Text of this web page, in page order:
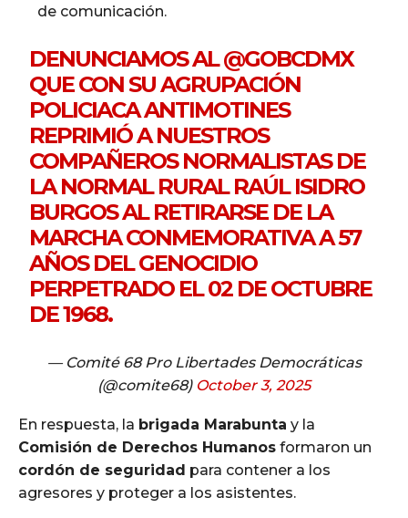
de comunicación.
DENUNCIAMOS AL@GOBCDMX
QUE CON SU AGRUPACIÓN
POLICIACA ANTIMOTINES
REPRIMIÓ A NUESTROS
COMPAÑEROS NORMALISTAS DE
LA NORMAL RURAL RAÚL ISIDRO
BURGOS AL RETIRARSE DE LA
MARCHA CONMEMORATIVA A 57
AÑOS DEL GENOCIDIO
PERPETRADO EL 02 DE OCTUBRE
DE 1968.
— Comité 68 Pro Libertades Democráticas
(@comite68) October 3, 2025
En respuesta, la brigada Marabunta y la
Comisión de Derechos Humanos formaron un
cordón de seguridad para contener a los
agresores y proteger a los asistentes.